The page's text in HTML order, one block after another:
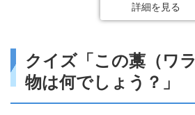
詳細を見る
クイズ「この藁（ワ
物は何でしょう？」